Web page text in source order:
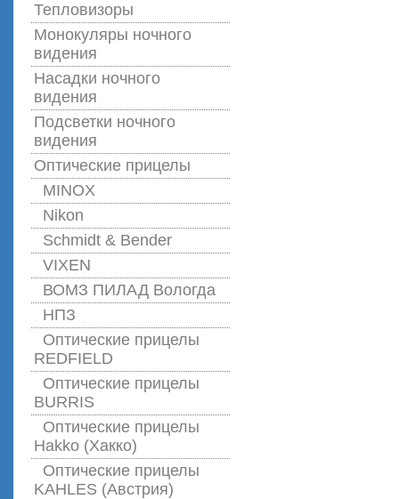
Тепловизоры
Монокуляры ночного
видения
Насадки ночного
видения
Подсветки ночного
видения
Оптические прицелы
MINOX
Nikon
Schmidt & Bender
VIXEN
ВОМЗ ПИЛАД Вологда
НПЗ
Оптические прицелы
REDFIELD
Оптические прицелы
BURRIS
Оптические прицелы
Hakko (Хакко)
Оптические прицелы
KAHLES (Австрия)